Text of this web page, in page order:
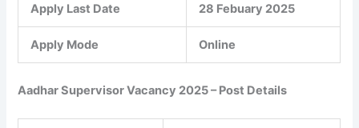
Apply Last Date 28 Febuary 2025
Apply Mode Online
Aadhar Supervisor Vacancy 2025 – Post Details